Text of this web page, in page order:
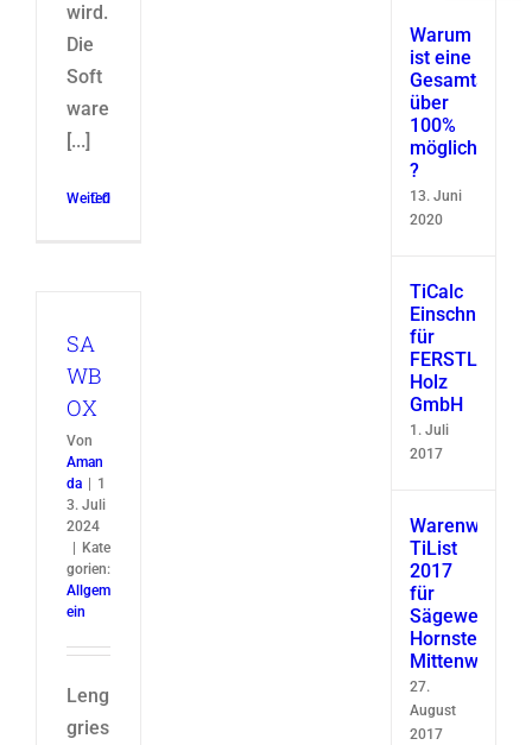
wird.
Die
Soft
ware
[...]
Weiterlesen
0
SA
WB
OX
Von
Aman
da
1
3. Juli
2024
Kate
gorien:
Allgem
ein
Leng
gries
Warum
ist eine
über
100%
möglich
?
13. Juni
2020
TiCalc
für
FERSTL
Holz
GmbH
1. Juli
2017
TiList
2017
für
Sägewerk
Hornsteiner
Mittenwald
27.
August
2017